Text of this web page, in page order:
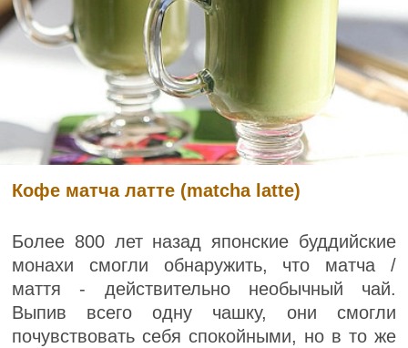
Кофе матча латте (matcha latte)
Более 800 лет назад японские буддийские
монахи смогли обнаружить, что матча /
маття - действительно необычный чай.
Выпив всего одну чашку, они смогли
почувствовать себя спокойными, но в то же